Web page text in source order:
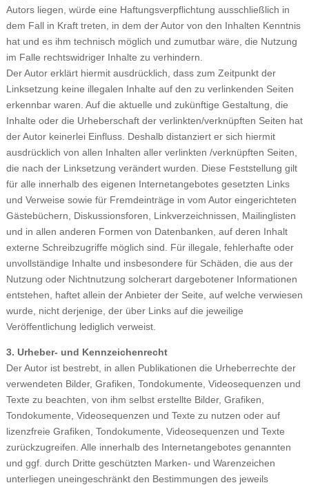
Autors liegen, würde eine Haftungsverpflichtung ausschließlich in
dem Fall in Kraft treten, in dem der Autor von den Inhalten Kenntnis
hat und es ihm technisch möglich und zumutbar wäre, die Nutzung
im Falle rechtswidriger Inhalte zu verhindern.
Der Autor erklärt hiermit ausdrücklich, dass zum Zeitpunkt der
Linksetzung keine illegalen Inhalte auf den zu verlinkenden Seiten
erkennbar waren. Auf die aktuelle und zukünftige Gestaltung, die
Inhalte oder die Urheberschaft der verlinkten/verknüpften Seiten hat
der Autor keinerlei Einfluss. Deshalb distanziert er sich hiermit
ausdrücklich von allen Inhalten aller verlinkten /verknüpften Seiten,
die nach der Linksetzung verändert wurden. Diese Feststellung gilt
für alle innerhalb des eigenen Internetangebotes gesetzten Links
und Verweise sowie für Fremdeinträge in vom Autor eingerichteten
Gästebüchern, Diskussionsforen, Linkverzeichnissen, Mailinglisten
und in allen anderen Formen von Datenbanken, auf deren Inhalt
externe Schreibzugriffe möglich sind. Für illegale, fehlerhafte oder
unvollständige Inhalte und insbesondere für Schäden, die aus der
Nutzung oder Nichtnutzung solcherart dargebotener Informationen
entstehen, haftet allein der Anbieter der Seite, auf welche verwiesen
wurde, nicht derjenige, der über Links auf die jeweilige
Veröffentlichung lediglich verweist.
3. Urheber- und Kennzeichenrecht
Der Autor ist bestrebt, in allen Publikationen die Urheberrechte der
verwendeten Bilder, Grafiken, Tondokumente, Videosequenzen und
Texte zu beachten, von ihm selbst erstellte Bilder, Grafiken,
Tondokumente, Videosequenzen und Texte zu nutzen oder auf
lizenzfreie Grafiken, Tondokumente, Videosequenzen und Texte
zurückzugreifen. Alle innerhalb des Internetangebotes genannten
und ggf. durch Dritte geschützten Marken- und Warenzeichen
unterliegen uneingeschränkt den Bestimmungen des jeweils